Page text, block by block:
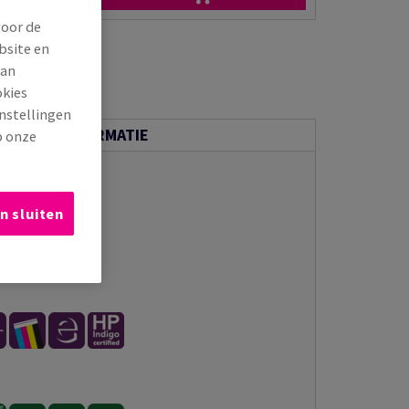
via e-mail
INFORMATIE
de
en
onze
sluiten